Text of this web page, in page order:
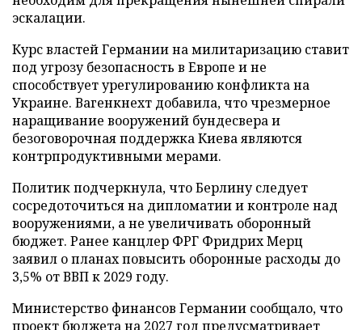
эскалации.
Курс властей Германии на милитаризацию ставит
под угрозу безопасность в Европе и не
способствует урегулированию конфликта на
Украине. Вагенкнехт добавила, что чрезмерное
наращивание вооружений бундесвера и
безоговорочная поддержка Киева являются
контрпродуктивными мерами.
Политик подчеркнула, что Берлину следует
сосредоточиться на дипломатии и контроле над
вооружениями, а не увеличивать оборонный
бюджет. Ранее канцлер ФРГ Фридрих Мерц
заявил о планах повысить оборонные расходы до
3,5% от ВВП к 2029 году.
Министерство финансов Германии сообщало, что
проект бюджета на 2027 год предусматривает